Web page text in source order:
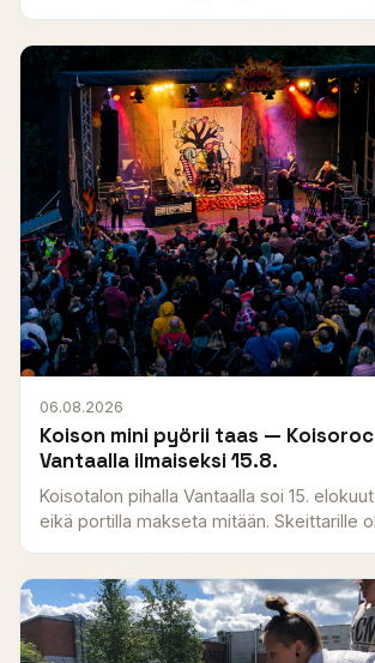
06.08.2026
Koison mini pyörii taas —
Vantaalla ilmaiseksi 15.8.
Koisotalon pihalla Vantaalla soi 15.
eikä portilla makseta mitään. Skeittarille